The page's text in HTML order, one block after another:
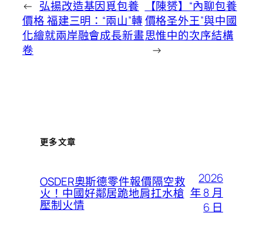
← 弘揚改造基因覓包養
價格 福建三明：“兩山”轉
化繪就兩岸融會成長新畫
卷
【陳赟】“內聊包養
價格圣外王”與中國
思惟中的次序結構
→
更多文章
OSDER奧斯德零件報價隔空救
火！中國好鄰居跪地肩扛水槍
壓制火情
2026
年 8 月
6 日